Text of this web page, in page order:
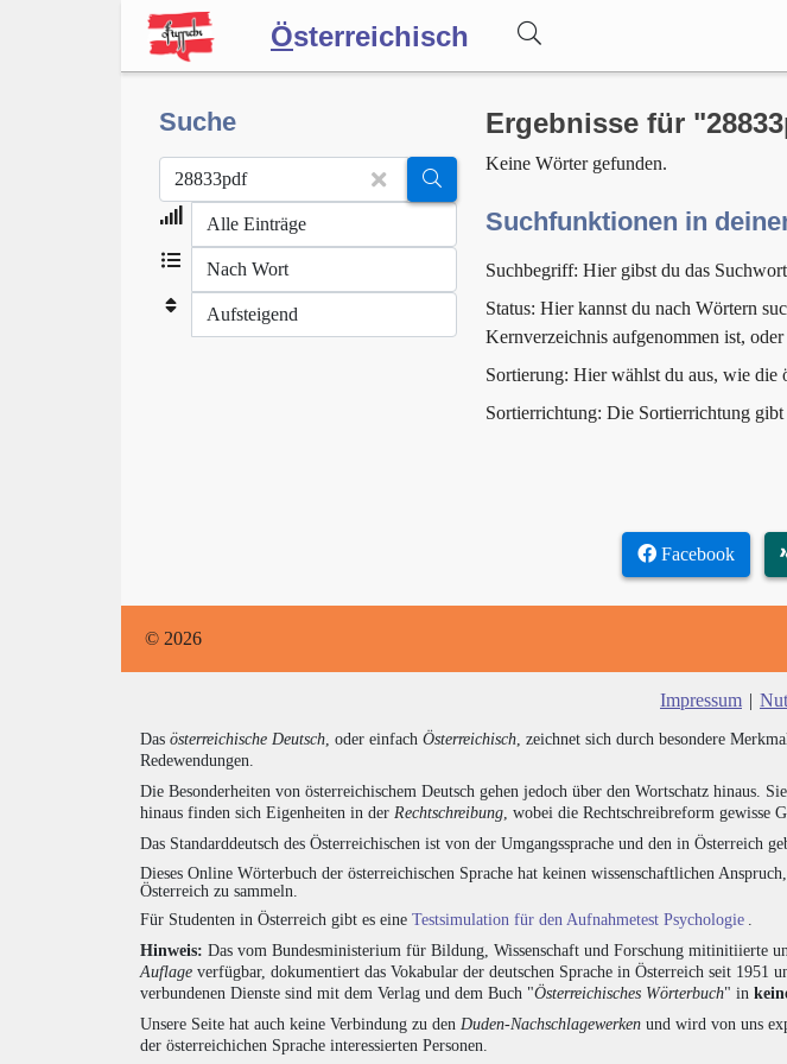
Österreichisch
Wörterbuch
Forum
Blog
Suche Ergebnisse für
Keine Wörter gefunden.
Suchfunktionen in
Suchbegriff: Hier gibst du das
Status: Hier kannst du nach Wörtern
Kernverzeichnis aufgenommen ist,
Sortierung: Hier wählst du aus, wie die
Sortierrichtung: Die Sortierrichtung
Facebook
© 2026
Impressum |
Das österreichische Deutsch , oder einfach Österreichisch , zeichnet sich durch besondere
Redewendungen.
Die Besonderheiten von österreichischem Deutsch gehen jedoch über den Wortschatz
hinaus finden sich Eigenheiten in der Rechtschreibung , wobei die Rechtschreibreform gewisse
Das Standarddeutsch des Österreichischen ist von der Umgangssprache und den in Österreich
Dieses Online Wörterbuch der österreichischen Sprache hat keinen wissenschaftlichen
Österreich zu sammeln.
Für Studenten in Österreich gibt es eine Testsimulation für den Aufnahmetest Psychologie
Hinweis: Das vom Bundesministerium für Bildung, Wissenschaft und Forschung mitinitiierte
Auflage verfügbar, dokumentiert das Vokabular der deutschen Sprache in Österreich seit 1951
verbundenen Dienste sind mit dem Verlag und dem Buch "Österreichisches Wörterbuch" in
Unsere Seite hat auch keine Verbindung zu den Duden-Nachschlagewerken und wird von uns
der österreichichen Sprache interessierten Personen.